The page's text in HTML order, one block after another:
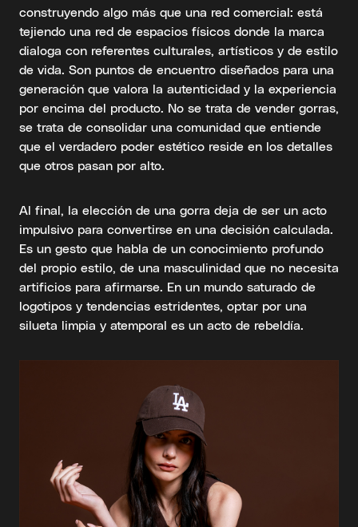
construyendo algo más que una red comercial: está
tejiendo una red de espacios físicos donde la marca
dialoga con referentes culturales, artísticos y de estilo
de vida. Son puntos de encuentro diseñados para una
generación que valora la autenticidad y la experiencia
por encima del producto. No se trata de vender gorras,
se trata de consolidar una comunidad que entiende
que el verdadero poder estético reside en los detalles
que otros pasan por alto.
Al final, la elección de una gorra deja de ser un acto
impulsivo para convertirse en una decisión calculada.
Es un gesto que habla de un conocimiento profundo
del propio estilo, de una masculinidad que no necesita
artificios para afirmarse. En un mundo saturado de
logotipos y tendencias estridentes, optar por una
silueta limpia y atemporal es un acto de rebeldía.